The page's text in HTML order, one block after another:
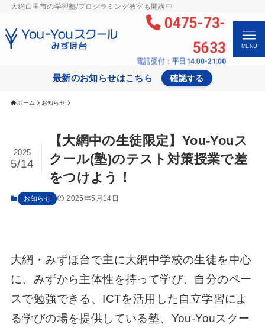
大網白里市の学習塾/プログラミング教室も開講中
0475-73-
5633
電話受付：平日14:00-21:00
MENU
最新のお知らせはこちら 確認する
ホーム お知らせ
【大網中の生徒限定】You-Youス
クール(塾)のテスト対策授業で差
をつけよう！
2025
5/14
お知らせ 2025年5月14日
大網・みずほ台で主に大網中学校の生徒を中心
に、みずから主体性を持って学び、自分のペー
スで勉強できる、ICTを活用した自立学習によ
る学びの場を提供している塾、You-Youスクー